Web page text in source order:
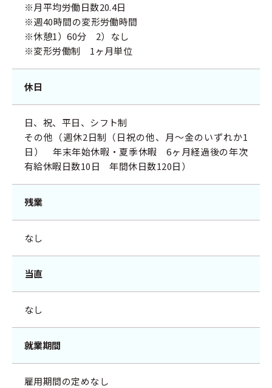
※月平均労働日数20.4日
※週40時間の変形労働時間
※休憩1）60分 2）なし
※変形労働制 1ヶ月単位
休日
日、祝、平日、シフト制
その他（週休2日制（日祝の他、月～金のいずれか1
日） 年末年始休暇・夏季休暇 6ヶ月経過後の年次
有給休暇日数10日 年間休日数120日）
残業
なし
当直
なし
就業期間
雇用期間の定めなし